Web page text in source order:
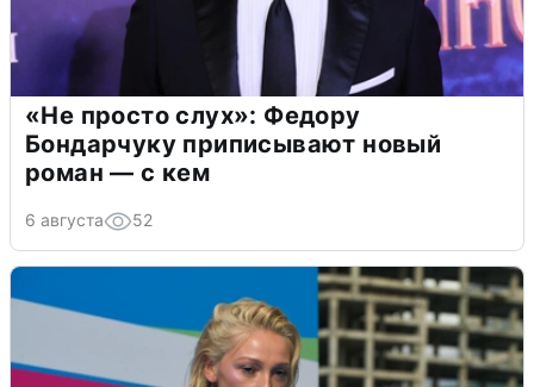
«Не просто слух»: Федору
Бондарчуку приписывают новый
роман — с кем
6 августа 52